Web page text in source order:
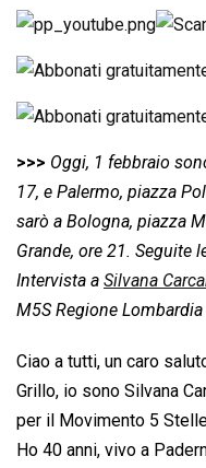
o
p
I
s
>>> Oggi, 1 febbraio
17, e Palermo, piazza
sarò a Bologna, piazza
Grande, ore 21. Seguite
Intervista a Silvana
M5S Regione Lombardia
Ciao a tutti, un caro
Grillo, io sono Silvana
per il Movimento 5
Ho 40 anni, vivo a